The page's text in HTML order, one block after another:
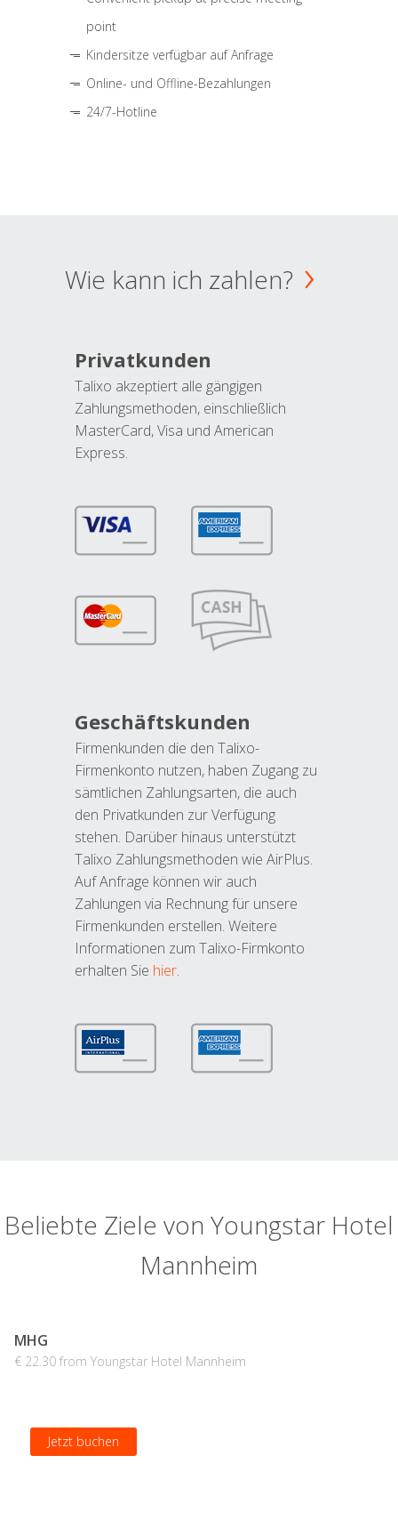
point
Kindersitze verfügbar auf Anfrage
Online- und Offline-Bezahlungen
24/7-Hotline
Wie kann ich zahlen?
Privatkunden
Talixo akzeptiert alle gängigen
Zahlungsmethoden, einschließlich
MasterCard, Visa und American
Express.
Geschäftskunden
Firmenkunden die den Talixo-
Firmenkonto nutzen, haben Zugang zu
sämtlichen Zahlungsarten, die auch
den Privatkunden zur Verfügung
stehen. Darüber hinaus unterstützt
Talixo Zahlungsmethoden wie AirPlus.
Auf Anfrage können wir auch
Zahlungen via Rechnung für unsere
Firmenkunden erstellen. Weitere
Informationen zum Talixo-Firmkonto
erhalten Sie hier.
Beliebte Ziele von Youngstar Hotel
Mannheim
MHG
€ 22.30 from Youngstar Hotel Mannheim
Jetzt buchen